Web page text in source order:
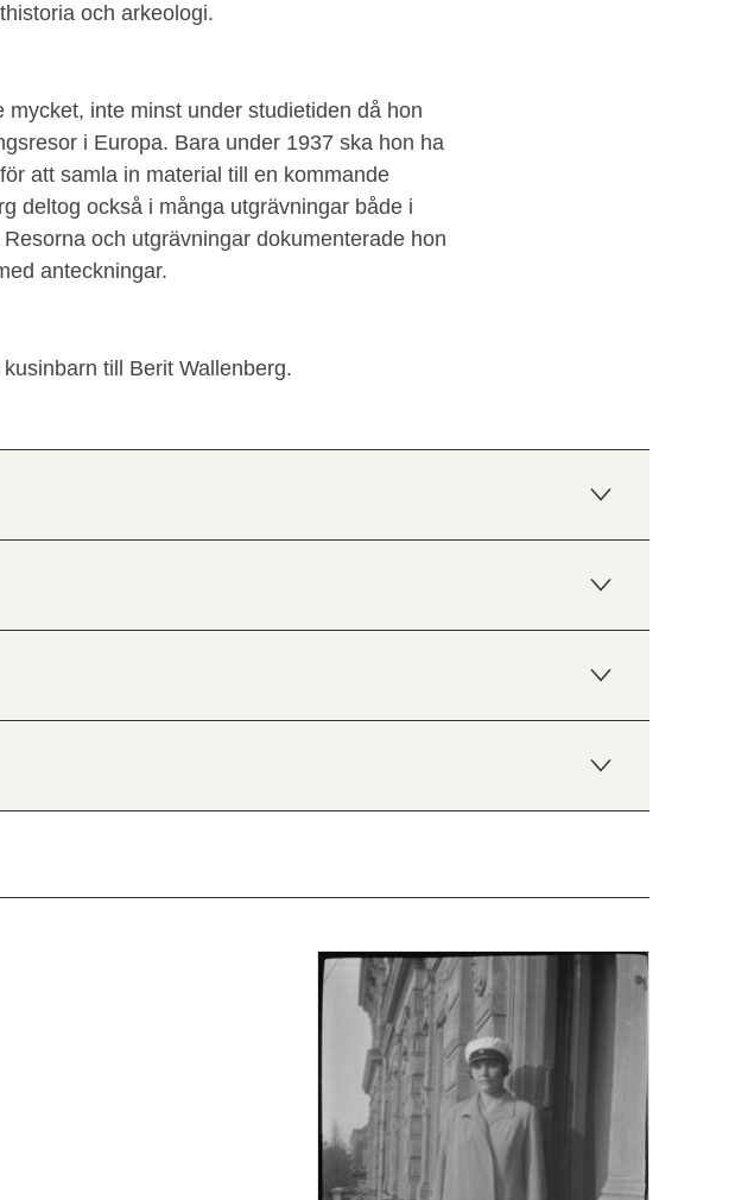
och arkeologi.
mycket, inte minst under studietiden då hon
i Europa. Bara under 1937 ska hon ha
att samla in material till en kommande
deltog också i många utgrävningar både i
och utgrävningar dokumenterade hon
anteckningar.
till Berit Wallenberg.